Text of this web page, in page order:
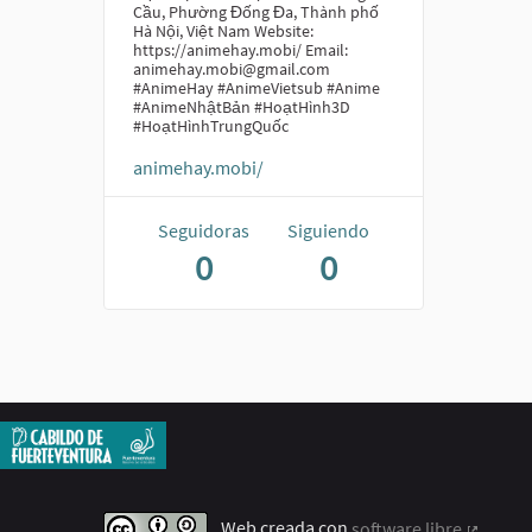
Cầu, Phường Đống Đa, Thành phố
Hà Nội, Việt Nam Website:
https://animehay.mobi/ Email:
animehay.mobi@gmail.com
#AnimeHay #AnimeVietsub #Anime
#AnimeNhậtBản #HoạtHình3D
#HoạtHìnhTrungQuốc
animehay.mobi/
Seguidoras
0
Siguiendo
0